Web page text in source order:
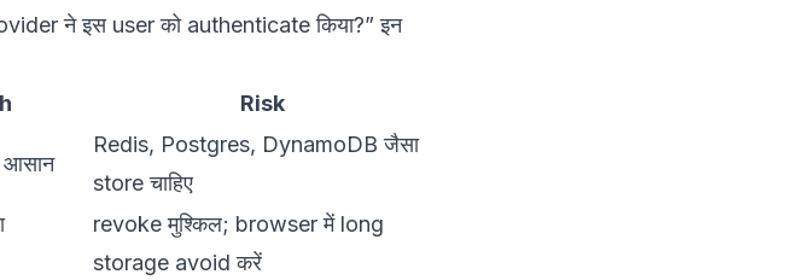
ने इस user को authenticate किया?” इन
Risk
Redis, Postgres, DynamoDB जैसा
store चाहिए
revoke मुश्किल; browser में long
storage avoid करें